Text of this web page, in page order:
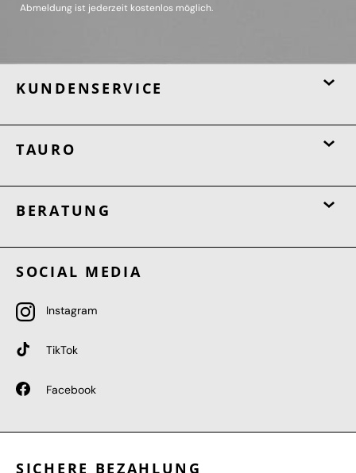
Abmeldung ist jederzeit kostenlos möglich.
KUNDENSERVICE
TAURO
BERATUNG
SOCIAL MEDIA
Instagram
TikTok
Facebook
SICHERE BEZAHLUNG